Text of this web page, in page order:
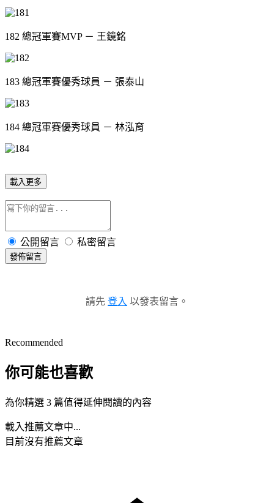
182 總冠軍賽MVP － 王鏡銘
183 總冠軍賽優秀球員 － 張泰山
184 總冠軍賽優秀球員 － 林泓育
載入更多
公開留言 私密留言
發佈留言
請先 登入 以發表留言。
Recommended
你可能也喜歡
為你精選 3 篇值得延伸閱讀的內容
載入推薦文章中...
目前沒有推薦文章